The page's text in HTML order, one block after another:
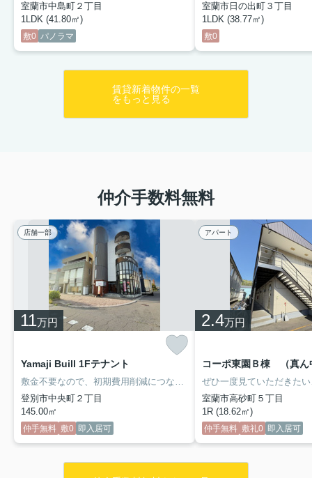
室蘭市中島町２丁目
1LDK (41.80㎡)
敷0 パノラマ
室蘭市日の出町３丁目
1LDK (38.77㎡)
敷0
賃貸新着物件の一覧
をもっと見る
仲介手数料無料
店舗一部
11万円
Yamaji Buill 1Fテナント
敷金不要なので、初期費用削減につながります。クレジットカードで初期費用がお支払いいただけるので、決済の手間が軽減できます。敷金不要なので、初期費用削減につながります。礼金1ヵ月分が初期費用に含まれます。
登別市中央町２丁目
145.00㎡
仲手無料 敷0 即入居可
アパート
2.4万円
コーポ東園Ｂ棟 （真ん
室蘭市高砂町５丁目
1R (18.62㎡)
仲手無料 敷礼0 即入居可